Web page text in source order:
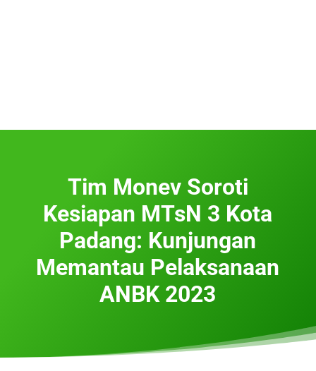
Tim Monev Soroti
Kesiapan MTsN 3 Kota
Padang: Kunjungan
Memantau Pelaksanaan
ANBK 2023